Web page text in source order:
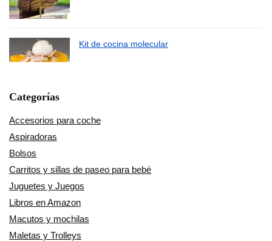
Kit de cocina molecular
Categorías
Accesorios para coche
Aspiradoras
Bolsos
Carritos y sillas de paseo para bebé
Juguetes y Juegos
Libros en Amazon
Macutos y mochilas
Maletas y Trolleys